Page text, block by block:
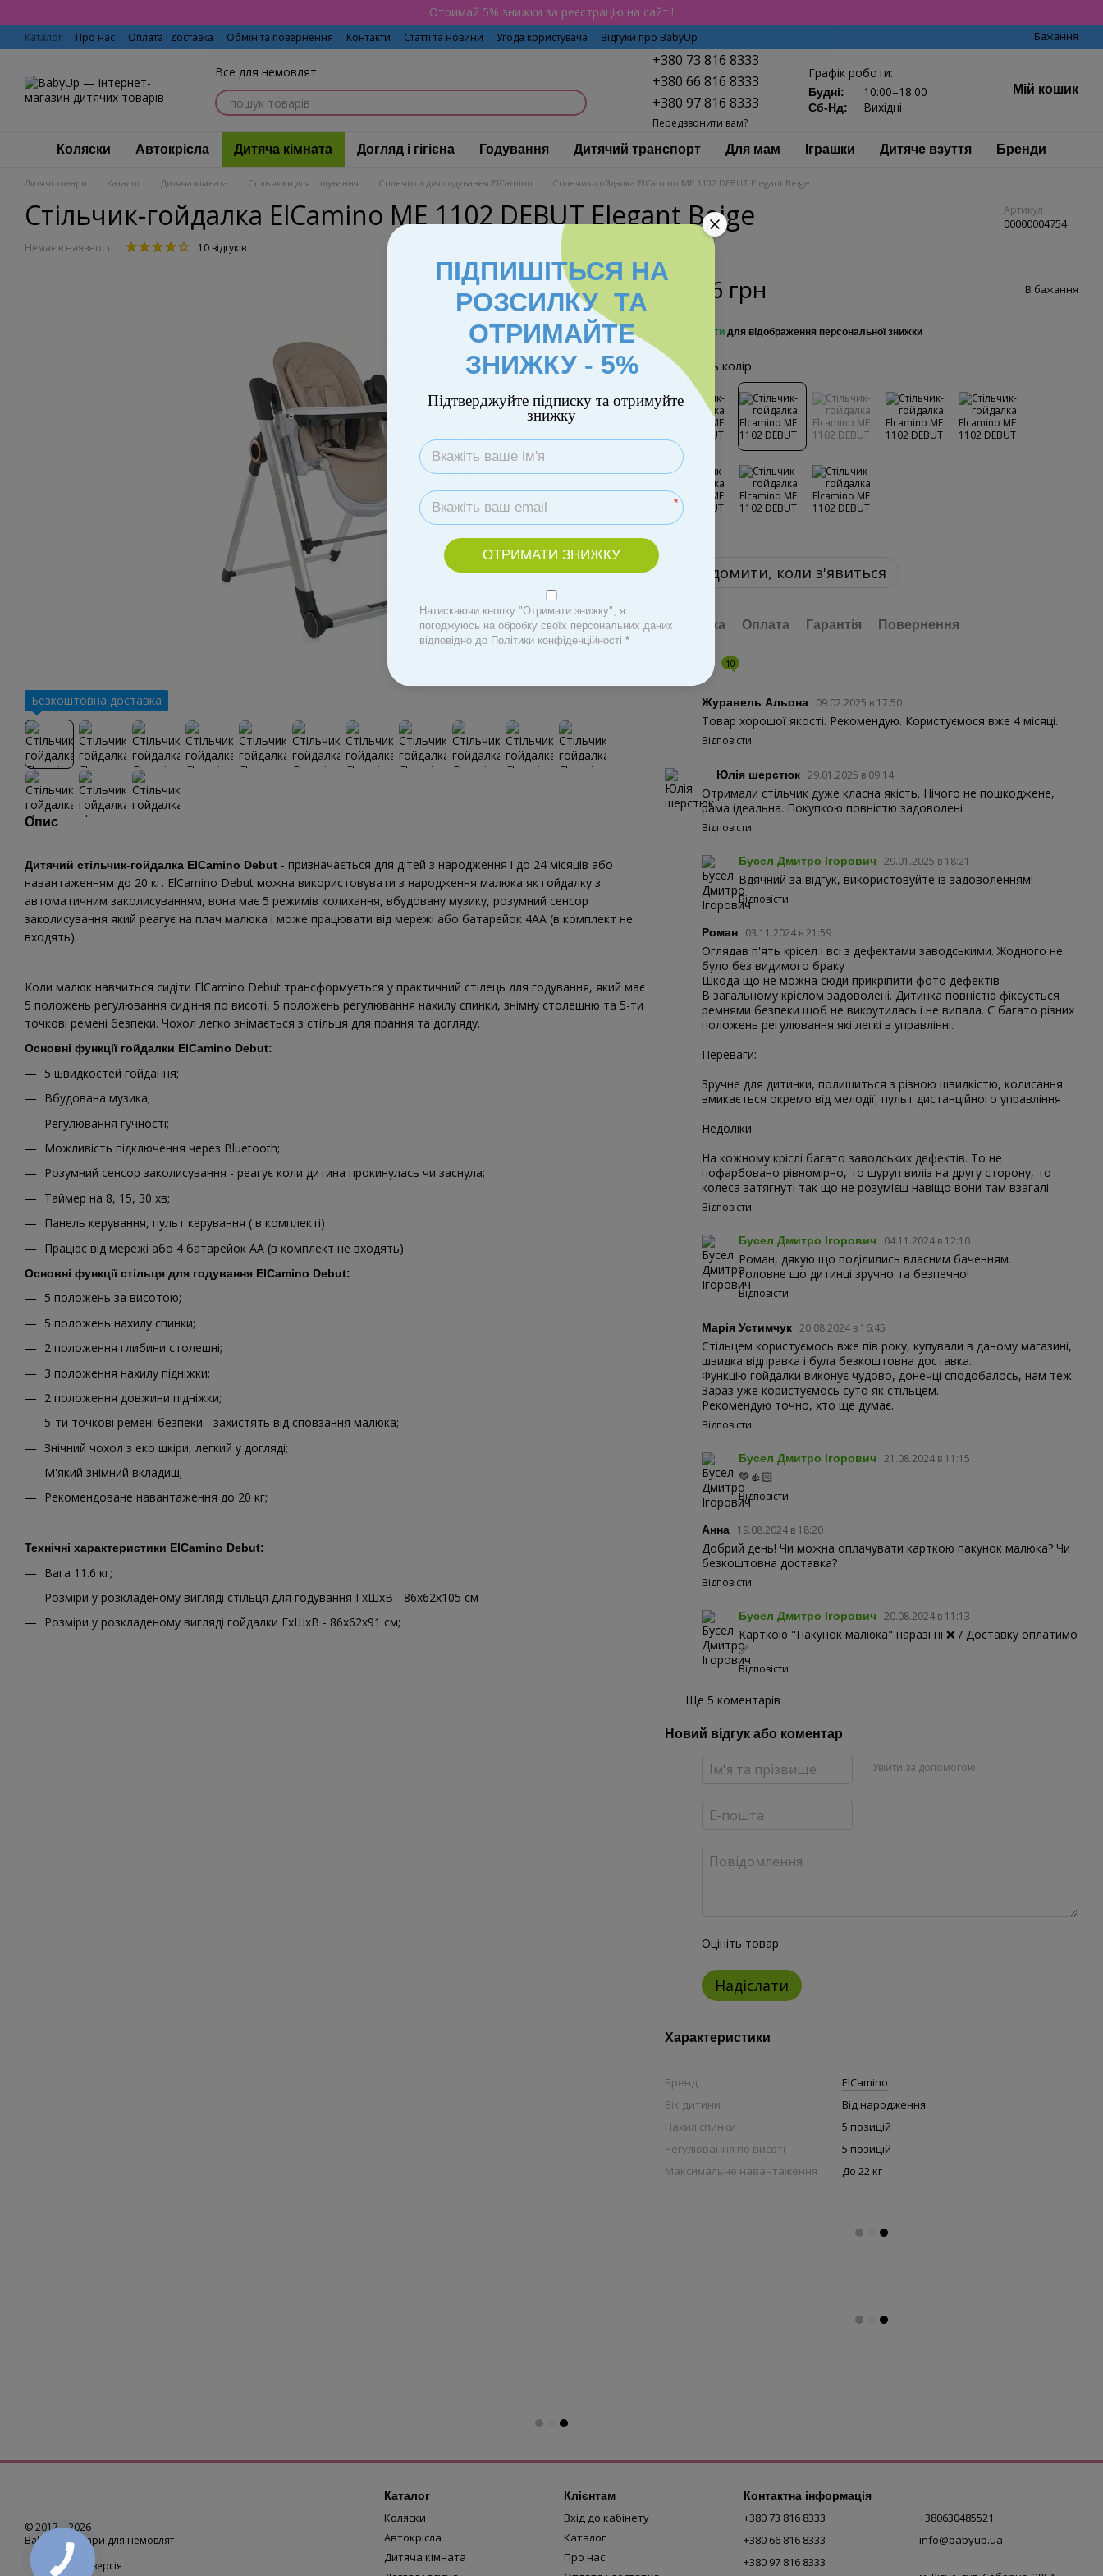
Отримай 5% знижки за реєстрацію на сайті!
Каталог Про нас Оплата і доставка Обмін та повернення Контакти Статті та новини Угода користувача Відгуки про BabyUp Бажання
Все для немовлят
+380 73 816 8333
+380 66 816 8333
+380 97 816 8333
Передзвонити вам?
Графік роботи:
Будні: 10:00–18:00
Сб-Нд: Вихідні
Мій кошик
Коляски Автокрісла Дитяча кімната Догляд і гігієна Годування Дитячий транспорт Для мам Іграшки Дитяче взуття Бренди
Дитячі товари Каталог Дитяча кімната Стільчики для годування Стільчики для годування ElCamino Стільчик-гойдалка ElCamino ME 1102 DEBUT Elegant Beige
Стільчик-гойдалка ElCamino ME 1102 DEBUT Elegant Beige Артикул
00000004754
Немає в наявності 10 відгуків
Безкоштовна доставка
Опис
Дитячий стільчик-гойдалка ElCamino Debut - призначається для дітей з народження і до 24 місяців або
навантаженням до 20 кг. ElCamino Debut можна використовувати з народження малюка як гойдалку з
автоматичним заколисуванням, вона має 5 режимів колихання, вбудовану музику, розумний сенсор
заколисування який реагує на плач малюка і може працювати від мережі або батарейок 4АА (в комплект не
входять).
Коли малюк навчиться сидіти ElCamino Debut трансформується у практичний стілець для годування, який має
5 положень регулювання сидіння по висоті, 5 положень регулювання нахилу спинки, знімну столешню та 5-ти
точкові ремені безпеки. Чохол легко знімається з стільця для прання та догляду.
Основні функції гойдалки ElCamino Debut:
5 швидкостей гойдання;
Вбудована музика;
Регулювання гучності;
Можливість підключення через Bluetooth;
Розумний сенсор заколисування - реагує коли дитина прокинулась чи заснула;
Таймер на 8, 15, 30 хв;
Панель керування, пульт керування ( в комплекті)
Працює від мережі або 4 батарейок АА (в комплект не входять)
Основні функції стільця для годування ElCamino Debut:
5 положень за висотою;
5 положень нахилу спинки;
2 положення глибини столешні;
3 положення нахилу підніжки;
2 положення довжини підніжки;
5-ти точкові ремені безпеки - захистять від сповзання малюка;
Знічний чохол з еко шкіри, легкий у догляді;
М'який знімний вкладиш;
Рекомендоване навантаження до 20 кг;
Технічні характеристики ElCamino Debut:
Вага 11.6 кг;
Розміри у розкладеному вигляді стільця для годування ГхШхВ - 86х62х105 см
Розміри у розкладеному вигляді гойдалки ГхШхВ - 86х62х91 см;
8 846 грн В бажання
Увійти для відображення персональної знижки
Виберіть колір
Повідомити, коли з'явиться
Доставка Оплата Гарантія Повернення
Відгуки 10
Журавель Альона 09.02.2025 в 17:50
Товар хорошої якості. Рекомендую. Користуємося вже 4 місяці.
Відповісти
Юлія шерстюк 29.01.2025 в 09:14
Отримали стільчик дуже класна якість. Нічого не пошкоджене,
рама ідеальна. Покупкою повністю задоволені
Відповісти
Бусел Дмитро Ігорович 29.01.2025 в 18:21
Вдячний за відгук, використовуйте із задоволенням!
Відповісти
Роман 03.11.2024 в 21:59
Оглядав п'ять крісел і всі з дефектами заводськими. Жодного не
було без видимого браку
Шкода що не можна сюди прикріпити фото дефектів
В загальному кріслом задоволені. Дитинка повністю фіксується
ремнями безпеки щоб не викрутилась і не випала. Є багато різних
положень регулювання які легкі в управлінні.
Переваги:
Зручне для дитинки, полишиться з різною швидкістю, колисання
вмикається окремо від мелодії, пульт дистанційного управління
Недоліки:
На кожному кріслі багато заводських дефектів. То не
пофарбовано рівномірно, то шуруп виліз на другу сторону, то
колеса затягнуті так що не розумієш навіщо вони там взагалі
Відповісти
Бусел Дмитро Ігорович 04.11.2024 в 12:10
Роман, дякую що поділились власним баченням.
Головне що дитинці зручно та безпечно!
Відповісти
Марія Устимчук 20.08.2024 в 16:45
Стільцем користуємось вже пів року, купували в даному магазині,
швидка відправка і була безкоштовна доставка.
Функцію гойдалки виконує чудово, донечці сподобалось, нам теж.
Зараз уже користуємось суто як стільцем.
Рекомендую точно, хто ще думає.
Відповісти
Бусел Дмитро Ігорович 21.08.2024 в 11:15
💚👍🏻
Відповісти
Анна 19.08.2024 в 18:20
Добрий день! Чи можна оплачувати карткою пакунок малюка? Чи
безкоштовна доставка?
Відповісти
Бусел Дмитро Ігорович 20.08.2024 в 11:13
Карткою "Пакунок малюка" наразі ні ❌ / Доставку оплатимо
✅
Відповісти
Ще 5 коментарів
Новий відгук або коментар
Увійти за допомогою
Оцініть товар
Надіслати
Характеристики
Бренд
ElCamino
Вік дитини
Від народження
Нахил спинки
5 позицій
Регулювання по висоті
5 позицій
Максимальне навантаження
До 22 кг
© 2017—2026
BabyUp -товари для немовлят
Мобільна версія
Каталог
Коляски
Автокрісла
Дитяча кімната
Клієнтам
Вхід до кабінету
Каталог
Про нас
Контактна інформація
+380 73 816 8333
+380 66 816 8333
+380 97 816 8333
+380630485521
info@babyup.ua
ПІДПИШІТЬСЯ НА
РОЗСИЛКУ ТА
ОТРИМАЙТЕ
ЗНИЖКУ - 5%
Підтверджуйте підписку та отримуйте
знижку
*
ОТРИМАТИ ЗНИЖКУ
Натискаючи кнопку "Отримати знижку", я
погоджуюсь на обробку своїх персональних даних
відповідно до Політики конфіденційності *